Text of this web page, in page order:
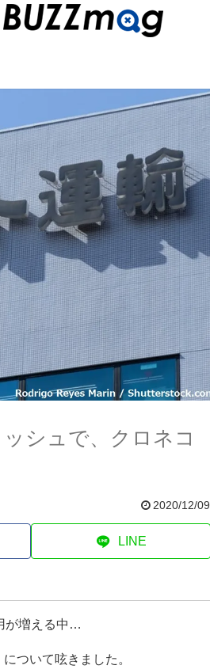
シュで、クロネコ
2020/12/09
LINE
が増える中…
ついて呟きました。